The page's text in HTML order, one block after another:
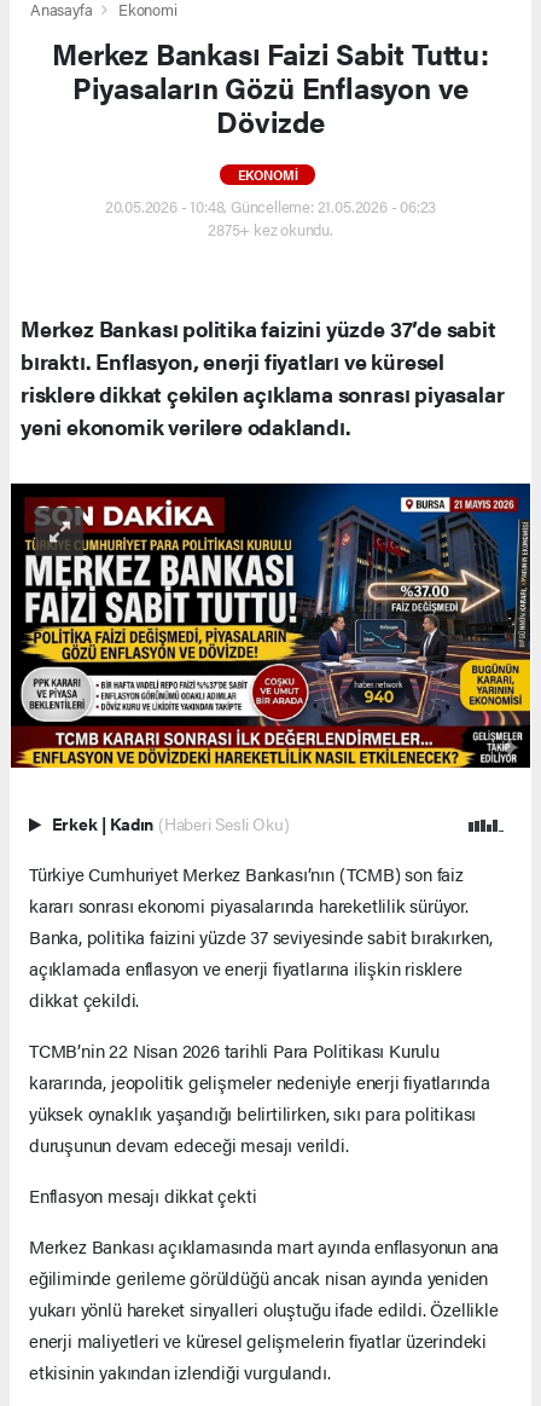
Anasayfa Ekonomi
Merkez Bankası Faizi Sabit Tuttu:
Piyasaların Gözü Enflasyon ve
Dövizde
EKONOMI
20.05.2026 - 10:48, Güncelleme: 21.05.2026 - 06:23
2875+ kez okundu.
Merkez Bankası politika faizini yüzde 37’de sabit
bıraktı. Enflasyon, enerji fiyatları ve küresel
risklere dikkat çekilen açıklama sonrası piyasalar
yeni ekonomik verilere odaklandı.
Erkek | Kadın (Haberi Sesli Oku)
Türkiye Cumhuriyet Merkez Bankası’nın (TCMB) son faiz
kararı sonrası ekonomi piyasalarında hareketlilik sürüyor.
Banka, politika faizini yüzde 37 seviyesinde sabit bırakırken,
açıklamada enflasyon ve enerji fiyatlarına ilişkin risklere
dikkat çekildi.
TCMB’nin 22 Nisan 2026 tarihli Para Politikası Kurulu
kararında, jeopolitik gelişmeler nedeniyle enerji fiyatlarında
yüksek oynaklık yaşandığı belirtilirken, sıkı para politikası
duruşunun devam edeceği mesajı verildi.
Enflasyon mesajı dikkat çekti
Merkez Bankası açıklamasında mart ayında enflasyonun ana
eğiliminde gerileme görüldüğü ancak nisan ayında yeniden
yukarı yönlü hareket sinyalleri oluştuğu ifade edildi. Özellikle
enerji maliyetleri ve küresel gelişmelerin fiyatlar üzerindeki
etkisinin yakından izlendiği vurgulandı.